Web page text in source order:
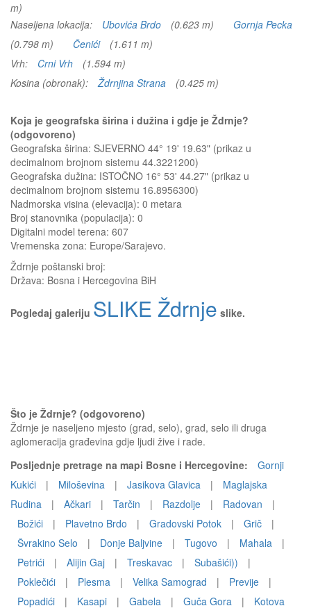
m)
Naseljena lokacija:
Ubovića Brdo (0.623 m)
Gornja Pecka
(0.798 m)
Čenići
(1.611 m)
Vrh:
Crni Vrh
(1.594 m)
Kosina (obronak):
Ždrnjina Strana (0.425 m)
Koja je geografska širina i dužina i gdje je Ždrnje?
(odgovoreno)
Geografska širina: SJEVERNO 44° 19' 19.63" (prikaz u
decimalnom brojnom sistemu 44.3221200)
Geografska dužina: ISTOČNO 16° 53' 44.27" (prikaz u
decimalnom brojnom sistemu 16.8956300)
Nadmorska visina (elevacija): 0 metara
Broj stanovnika (populacija): 0
Digitalni model terena: 607
Vremenska zona: Europe/Sarajevo.
Ždrnje poštanski broj:
Država: Bosna i Hercegovina BiH
Pogledaj galeriju SLIKE Ždrnje slike.
Što je Ždrnje? (odgovoreno)
Ždrnje je naseljeno mjesto (grad, selo), grad, selo ili druga
aglomeracija građevina gdje ljudi žive i rade.
Posljednje pretrage na mapi Bosne i Hercegovine:
Gornji
Kukići
| Miloševina | Jasikova Glavica |
Maglajska
Rudina
| Ačkari | Tarčin | Razdolje | Radovan
|
Božići
| Plavetno Brdo | Gradovski Potok | Grič
|
Švrakino Selo
| Donje Baljvine | Tugovo | Mahala
|
Petrići
| Alijin Gaj | Treskavac | Subašići))
|
Poklečići
| Plesma | Velika Samograd | Previje
|
Popadići
| Kasapi | Gabela | Guča Gora |
Kotova